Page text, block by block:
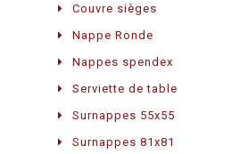
Couvre sièges
Nappe Ronde
Nappes spendex
Serviette de table
Surnappes 55x55
Surnappes 81x81